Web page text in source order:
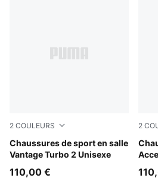
2 COULEURS
Chaussures de sport en salle
Vantage Turbo 2 Unisexe
PUMA White-PUMA Black-
110,00 €
2